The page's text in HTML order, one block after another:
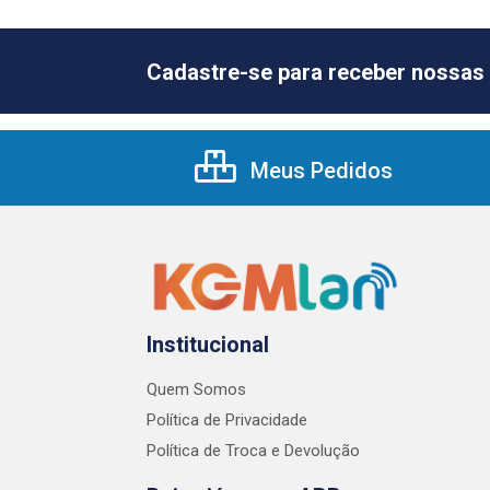
Cadastre-se para receber
Meus Pedidos
Institucional
Quem Somos
Política de Privacidade
Política de Troca e Devolução